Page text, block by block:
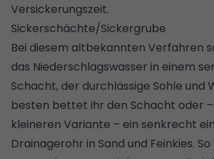
Versickerungszeit.
Sickerschächte/Sickergrube
Bei diesem altbekannten Verfahren
das Niederschlagswasser in einem
Schacht, der durchlässige Sohle und
besten bettet ihr den Schacht oder
kleineren Variante – ein senkrecht
Drainagerohr in Sand und Feinkies.